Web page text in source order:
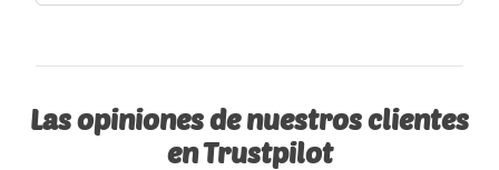
Las opiniones de nuestros clientes
en Trustpilot